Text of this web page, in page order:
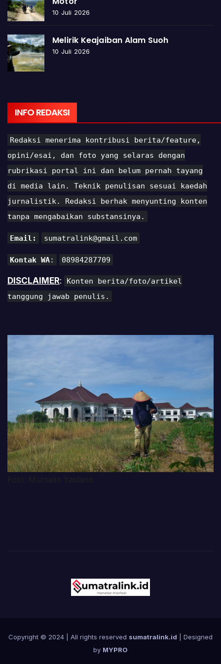
10 Juli 2026
Melirik Keajaiban Alam Suoh
10 Juli 2026
INFO REDAKSI
Redaksi menerima kontribusi berita/feature,
opini/esai, dan foto yang selaras dengan
rubrikasi portal ini dan belum pernah tayang
di media lain. Teknik penulisan sesuai kaedah
jurnalistik. Redaksi berhak menyunting konten
tanpa mengabaikan substansinya.
Email: sumatralink@gmail.com
Kontak WA: 08984287709
DISCLAIMER:
Konten berita/foto/artikel
tanggung jawab penulis.
Copyright © 2024 | All rights reserved sumatralink.id | Designed
by MYPRO